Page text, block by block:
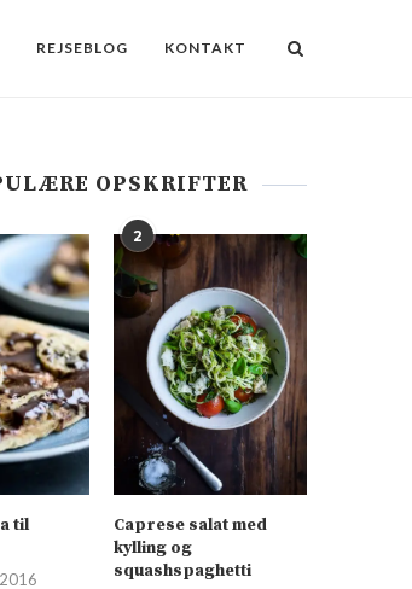
REJSEBLOG KONTAKT
OPSKRIFTER
til
2
Caprese salat med
kylling og
squashspaghetti